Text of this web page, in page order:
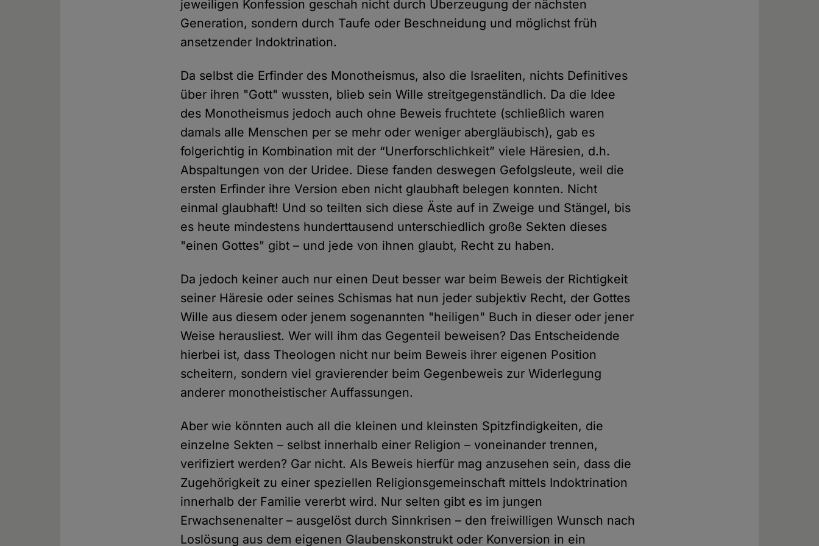
jeweiligen Konfession geschah nicht durch Überzeugung der nächsten
Generation, sondern durch Taufe oder Beschneidung und möglichst früh
ansetzender Indoktrination.
Da selbst die Erfinder des Monotheismus, also die Israeliten, nichts Definitives
über ihren "Gott" wussten, blieb sein Wille streitgegenständlich. Da die Idee
des Monotheismus jedoch auch ohne Beweis fruchtete (schließlich waren
damals alle Menschen per se mehr oder weniger abergläubisch), gab es
folgerichtig in Kombination mit der “Unerforschlichkeit” viele Häresien, d.h.
Abspaltungen von der Uridee. Diese fanden deswegen Gefolgsleute, weil die
ersten Erfinder ihre Version eben nicht glaubhaft belegen konnten. Nicht
einmal glaubhaft! Und so teilten sich diese Äste auf in Zweige und Stängel, bis
es heute mindestens hunderttausend unterschiedlich große Sekten dieses
"einen Gottes" gibt – und jede von ihnen glaubt, Recht zu haben.
Da jedoch keiner auch nur einen Deut besser war beim Beweis der Richtigkeit
seiner Häresie oder seines Schismas hat nun jeder subjektiv Recht, der Gottes
Wille aus diesem oder jenem sogenannten "heiligen" Buch in dieser oder jener
Weise herausliest. Wer will ihm das Gegenteil beweisen? Das Entscheidende
hierbei ist, dass Theologen nicht nur beim Beweis ihrer eigenen Position
scheitern, sondern viel gravierender beim Gegenbeweis zur Widerlegung
anderer monotheistischer Auffassungen.
Aber wie könnten auch all die kleinen und kleinsten Spitzfindigkeiten, die
einzelne Sekten – selbst innerhalb einer Religion – voneinander trennen,
verifiziert werden? Gar nicht. Als Beweis hierfür mag anzusehen sein, dass die
Zugehörigkeit zu einer speziellen Religionsgemeinschaft mittels Indoktrination
innerhalb der Familie vererbt wird. Nur selten gibt es im jungen
Erwachsenenalter – ausgelöst durch Sinnkrisen – den freiwilligen Wunsch nach
Loslösung aus dem eigenen Glaubenskonstrukt oder Konversion in ein